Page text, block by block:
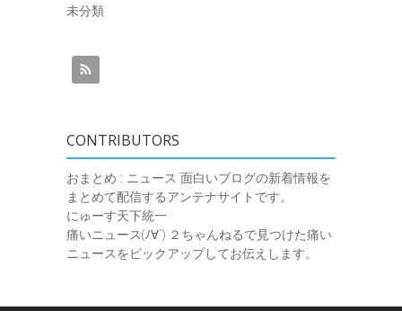
未分類
CONTRIBUTORS
おまとめ : ニュース 面白いブログの新着情報を
まとめて配信するアンテナサイトです。
にゅーす天下統一
痛いニュース(ﾉ∀`) ２ちゃんねるで見つけた痛い
ニュースをピックアップしてお伝えします。